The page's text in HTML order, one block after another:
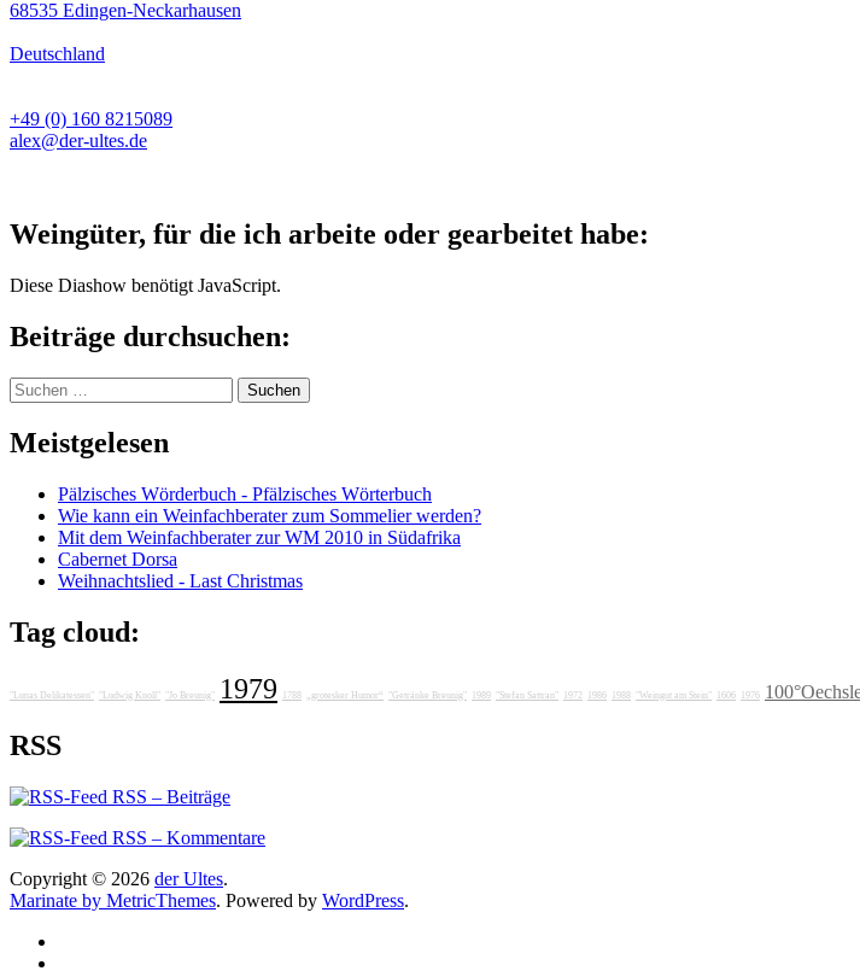
68535 Edingen-Neckarhausen
Deutschland
+49 (0) 160 8215089
alex@der-ultes.de
Weingüter, für die ich arbeite oder gearbeitet habe:
Diese Diashow benötigt JavaScript.
Beiträge durchsuchen:
Suchen
nach:
Meistgelesen
Pälzisches Wörderbuch - Pfälzisches Wörterbuch
Wie kann ein Weinfachberater zum Sommelier werden?
Mit dem Weinfachberater zur WM 2010 in Südafrika
Cabernet Dorsa
Weihnachtslied - Last Christmas
Tag cloud:
"Lunas Delikatessen" "Ludwig Knoll" "Jo Breunig" 1979 1788 „grotesker Humor“ "Getränke Breunig" 1989 "Stefan Sattran" 1972 1986 1988 "Weingut am Stein" 1606 1976
RSS
RSS – Beiträge
RSS – Kommentare
Copyright © 2026 der Ultes.
Marinate by MetricThemes. Powered by WordPress.